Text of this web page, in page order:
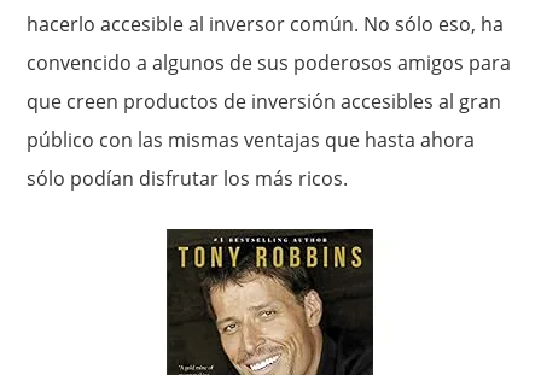
hacerlo accesible al inversor común. No sólo eso, ha
convencido a algunos de sus poderosos amigos para
que creen productos de inversión accesibles al gran
público con las mismas ventajas que hasta ahora
sólo podían disfrutar los más ricos.